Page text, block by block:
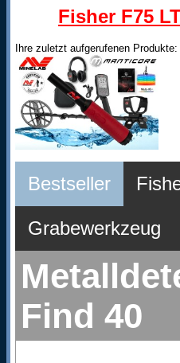
Fisher F75
Ihre zuletzt aufgerufenen Produkte:
Bestseller
Grabewerkzeug
Find 40